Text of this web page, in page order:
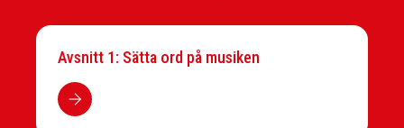
Avsnitt 1: Sätta ord på musiken